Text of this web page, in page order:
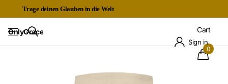
Trage deinen Glauben in die Welt
OnlyGrace
Sign in
Cart
0